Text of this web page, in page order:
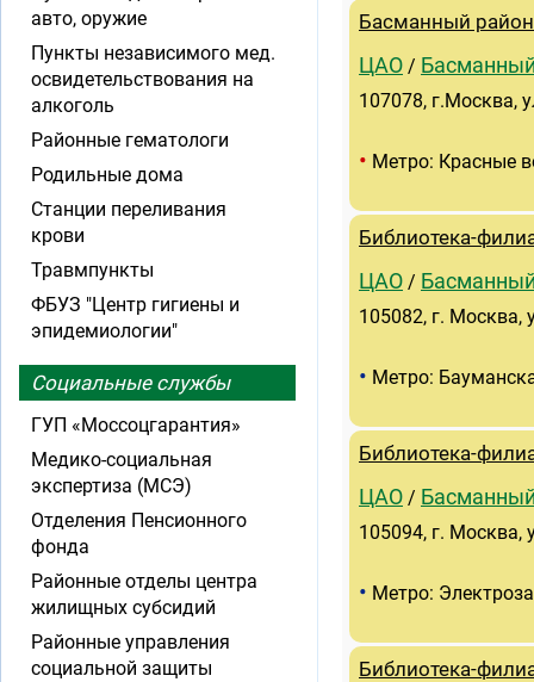
Басманный
ЦАО /
107078, г.Москва,
• Метро: Красные
Библиотека-
ЦАО /
105082, г. Москва,
• Метро:
Библиотека-
ЦАО /
105094, г. Москва,
• Метро:
Библиотека-
авто, оружие
Пункты независимого мед.
освидетельствования на
алкоголь
Районные гематологи
Родильные дома
Станции переливания
крови
Травмпункты
ФБУЗ "Центр гигиены и
эпидемиологии"
Социальные службы
ГУП «Моссоцгарантия»
Медико-социальная
экспертиза (МСЭ)
Отделения Пенсионного
фонда
Районные отделы центра
жилищных субсидий
Районные управления
социальной защиты